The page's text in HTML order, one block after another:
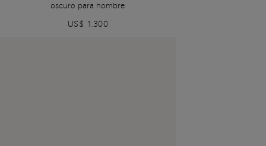
oscuro para hombre
US$ 1.300